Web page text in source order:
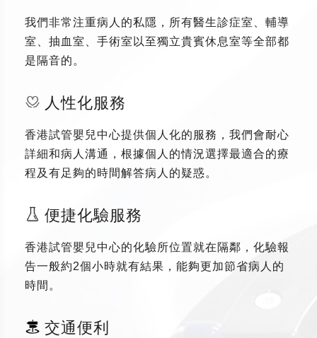
我們非常注重病人的私隱，所有醫生診症室、輔導
室、抽血室、手術室以至獨立貴賓休息室等全部都
是隔音的。
人性化服務
香港試管嬰兒中心提供個人化的服務，我們會耐心
詳細和病人溝通，根據個人的情況選擇最適合的療
程及有足夠的時間解答病人的疑惑。
便捷化驗服務
香港試管嬰兒中心的化驗所位置就在隔鄰，化驗報
告一般約2個小時就有結果，能夠更加節省病人的
時間。
交通便利